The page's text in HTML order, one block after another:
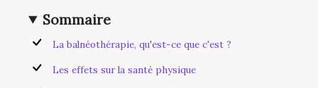
Sommaire
La balnéothérapie, qu'est-ce que c'est ?
Les effets sur la santé physique